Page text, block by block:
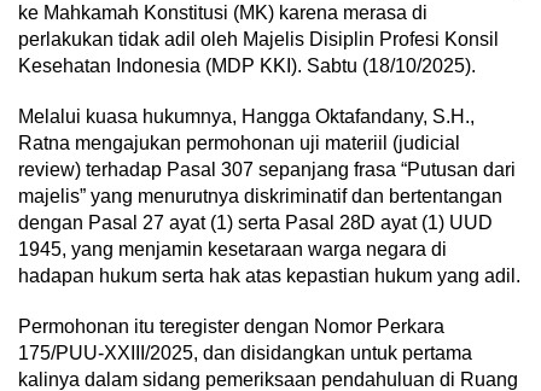
ke Mahkamah Konstitusi (MK) karena merasa di
perlakukan tidak adil oleh Majelis Disiplin Profesi Konsil
Kesehatan Indonesia (MDP KKI). Sabtu (18/10/2025).
Melalui kuasa hukumnya, Hangga Oktafandany, S.H.,
Ratna mengajukan permohonan uji materiil (judicial
review) terhadap Pasal 307 sepanjang frasa “Putusan dari
majelis” yang menurutnya diskriminatif dan bertentangan
dengan Pasal 27 ayat (1) serta Pasal 28D ayat (1) UUD
1945, yang menjamin kesetaraan warga negara di
hadapan hukum serta hak atas kepastian hukum yang adil.
Permohonan itu teregister dengan Nomor Perkara
175/PUU-XXIII/2025, dan disidangkan untuk pertama
kalinya dalam sidang pemeriksaan pendahuluan di Ruang